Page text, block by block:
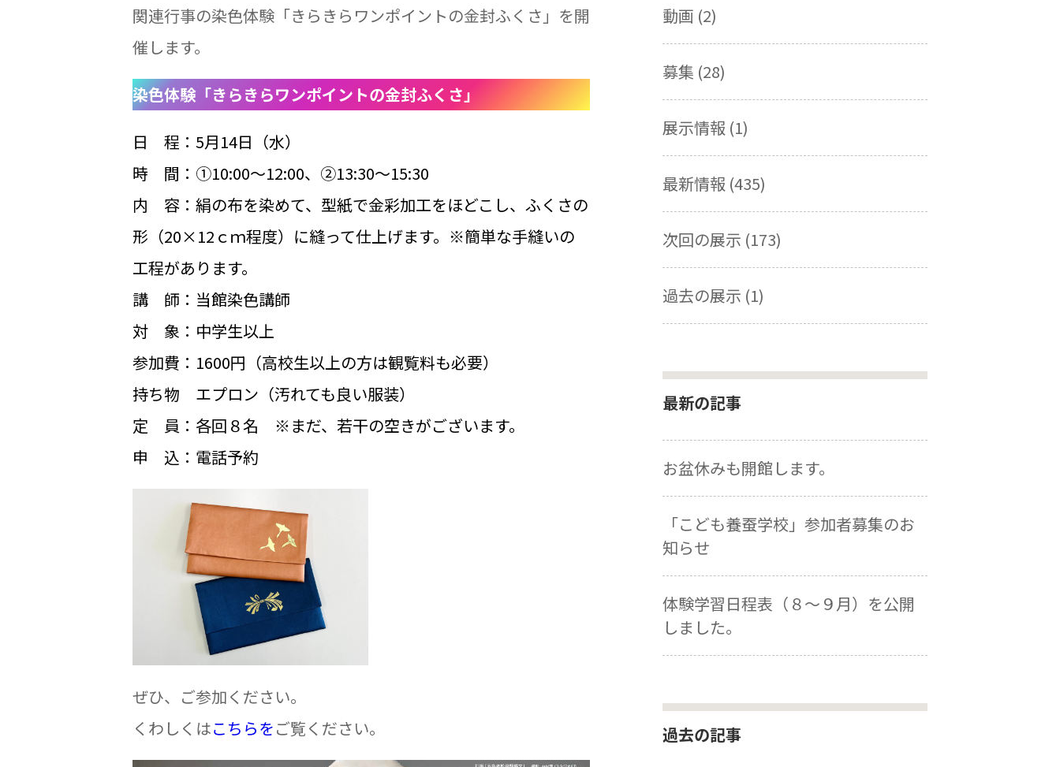
関連行事の染色体験「きらきらワンポイントの金封ふくさ」を開
催します。
染色体験「きらきらワンポイントの金封ふくさ」
日 程：5月14日（水）
時 間：①10:00～12:00、②13:30～15:30
内 容：絹の布を染めて、型紙で金彩加工をほどこし、ふくさの
形（20×12ｃｍ程度）に縫って仕上げます。※簡単な手縫いの
工程があります。
講 師：当館染色講師
対 象：中学生以上
参加費：1600円（高校生以上の方は観覧料も必要）
持ち物 エプロン（汚れても良い服装）
定 員：各回８名 ※まだ、若干の空きがございます。
申 込：電話予約
ぜひ、ご参加ください。
くわしくはこち らをご覧ください。
動画 (2)
募集 (28)
展示情報 (1)
最新情報 (435)
次回の展示 (173)
過去の展示 (1)
最新の記事
お盆休みも開館します。
「こども養蚕学校」参加者募集のお
知らせ
体験学習日程表（８～９月）を公開
しました。
過去の記事